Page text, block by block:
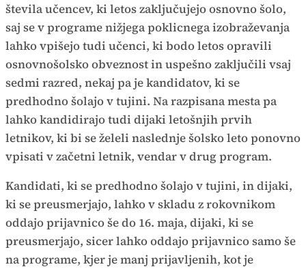
števila učencev, ki letos zaključujejo osnovno šolo,
saj se v programe nižjega poklicnega izobraževanja
lahko vpišejo tudi učenci, ki bodo letos opravili
osnovnošolsko obveznost in uspešno zaključili vsaj
sedmi razred, nekaj pa je kandidatov, ki se
predhodno šolajo v tujini. Na razpisana mesta pa
lahko kandidirajo tudi dijaki letošnjih prvih
letnikov, ki bi se želeli naslednje šolsko leto ponovno
vpisati v začetni letnik, vendar v drug program.
Kandidati, ki se predhodno šolajo v tujini, in dijaki,
ki se preusmerjajo, lahko v skladu z rokovnikom
oddajo prijavnico še do 16. maja, dijaki, ki se
preusmerjajo, sicer lahko oddajo prijavnico samo še
na programe, kjer je manj prijavljenih, kot je